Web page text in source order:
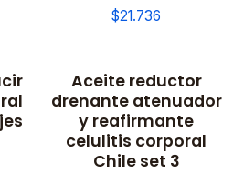
$21.736
Aceite reductor
drenante atenuador
y reafirmante
celulitis corporal
Chile set 3